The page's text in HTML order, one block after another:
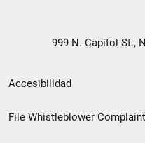
999 N. Capitol St.,
Menú
de
Accesibilidad
File Whistleblower Complaint